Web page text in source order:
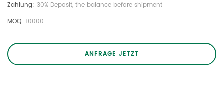
Zahlung: 30% Deposit, the balance before shipment
MOQ: 10000
ANFRAGE JETZT